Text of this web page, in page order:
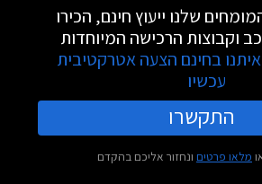
שלנו ייעוץ חינם, הכירו
וקבוצות הרכישה המיוחדות
בחינם הצעה אטרקטיבית
עכשיו
התקשרו
מלאו פרטים ונחזור אליכם בהקדם